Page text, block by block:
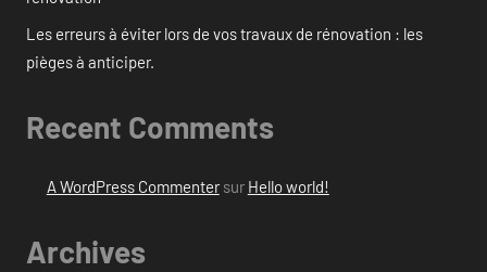
Les erreurs à éviter lors de vos travaux de rénovation : les
pièges à anticiper.
Recent Comments
A WordPress Commentersur Hello world!
Archives